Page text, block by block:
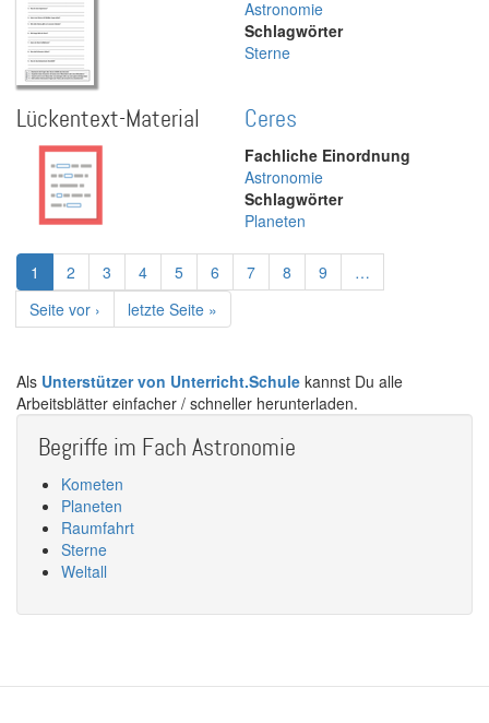
Astronomie
Schlagwörter
Sterne
Lückentext-Material Ceres
Fachliche Einordnung
Astronomie
Schlagwörter
Planeten
Seitennummerierung
Aktuelle
Seite
1 Page
2 Page
3 Page
4 Page
5 Page
6 Page
7 Page
8 Page
9
…
Nächste
Seite
Seite vor ›
Letzte
Seite
letzte Seite »
Als Unterstützer von Unterricht.Schule kannst Du alle
Arbeitsblätter einfacher / schneller herunterladen.
Begriffe im Fach Astronomie
Kometen
Planeten
Raumfahrt
Sterne
Weltall